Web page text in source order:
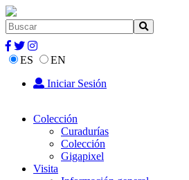
ES
EN
Iniciar Sesión
Colección
Curadurías
Colección
Gigapixel
Visita